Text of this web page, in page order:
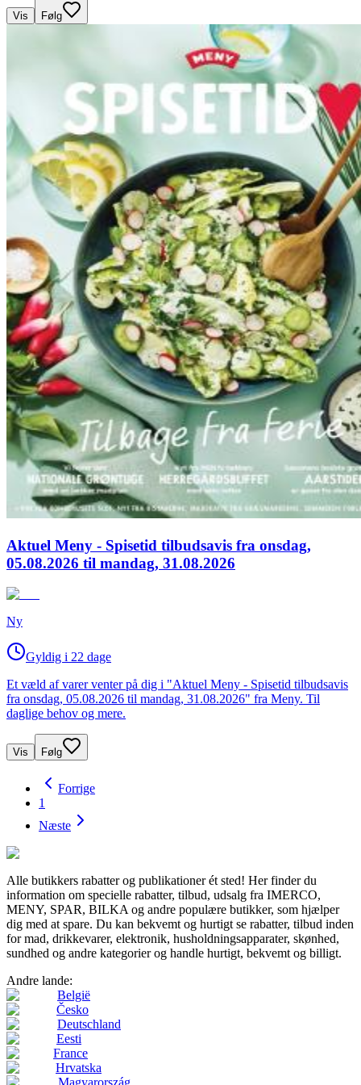
Vis Følg
Aktuel Meny - Spisetid tilbudsavis fra onsdag,
05.08.2026 til mandag, 31.08.2026
Ny
Gyldig i 22 dage
Et væld af varer venter på dig i "Aktuel Meny - Spisetid tilbudsavis
fra onsdag, 05.08.2026 til mandag, 31.08.2026" fra Meny. Til
daglige behov og mere.
Vis Følg
Forrige
1
Næste
Alle butikkers rabatter og publikationer ét sted! Her finder du
information om specielle rabatter, tilbud, udsalg fra IMERCO,
MENY, SPAR, BILKA og andre populære butikker, som hjælper
dig med at spare. Du kan bekvemt og hurtigt se rabatter, tilbud inden
for mad, drikkevarer, elektronik, husholdningsapparater, skønhed,
sundhed og andre kategorier og handle hurtigt, bekvemt og billigt.
Andre lande:
België
Česko
Deutschland
Eesti
France
Hrvatska